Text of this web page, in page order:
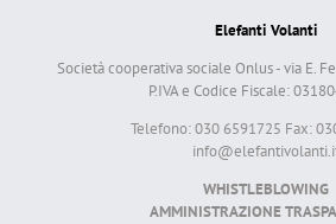
Elefanti Volanti
Società cooperativa sociale Onlus - via E.
P.IVA e Codice Fiscale:
Telefono: 030 6591725 Fax:
WHISTLEBLOWING
AMMINISTRAZIONE